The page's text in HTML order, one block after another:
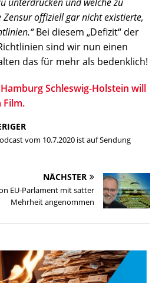
offiziell gar nicht existierte,
Bei diesem „Defizit“ der
sind wir nun einen
das für mehr als bedenklich!
Schleswig-Holstein will
Film.
vom 10.7.2020 ist auf Sendung
NÄCHSTER
EU-Parlament mit satter
Mehrheit angenommen